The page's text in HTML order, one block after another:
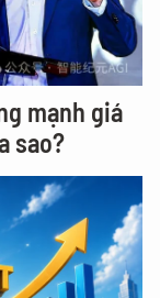
mạnh giá
sao?